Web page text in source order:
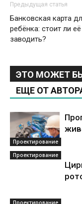
Предыдущая статья
Банковская карта
ребёнка: стоит ли её
заводить?
ЭТО МОЖЕТ
ЕЩЕ ОТ
Проектирование
Проектирование
Проектирование